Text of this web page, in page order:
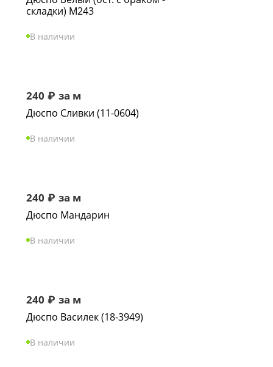
складки) М243
В наличии
240 ₽ за м
Дюспо Сливки (11-0604)
В наличии
240 ₽ за м
Дюспо Мандарин
В наличии
240 ₽ за м
Дюспо Василек (18-3949)
В наличии